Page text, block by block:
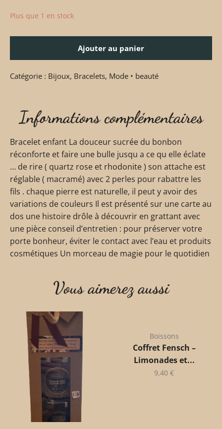
Plus que 1 en stock
Ajouter au panier
Catégorie : Bijoux, Bracelets, Mode • beauté
Informations complémentaires
Bracelet enfant La douceur sucrée du bonbon
réconforte et faire une bulle jusqu a ce qu elle éclate
… de rire ( quartz rose et rhodonite ) son attache est
réglable ( macramé) avec 2 perles pour rabattre les
fils . chaque pierre est naturelle, il peut y avoir des
variations de couleurs Il est présenté sur une carte au
dos une histoire drôle à découvrir en grattant avec
une pièce conseil d’entretien : pour préserver votre
porte bonheur, éviter le contact avec l’eau et produits
cosmétiques Un morceau de magie pour le quotidien
Vous aimerez aussi
Boissons
Coffret Fensch –
Limonades et...
9,40 €